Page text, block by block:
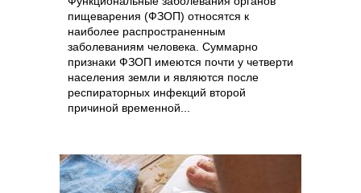
пищеварения (ФЗОП) относятся к
наиболее распространенным
заболеваниям человека. Суммарно
признаки ФЗОП имеются почти у четверти
населения земли и являются после
респираторных инфекций второй
причиной временной...